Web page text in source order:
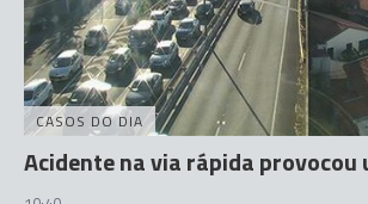
CASOS DO DIA
Acidente na via rápida provocou